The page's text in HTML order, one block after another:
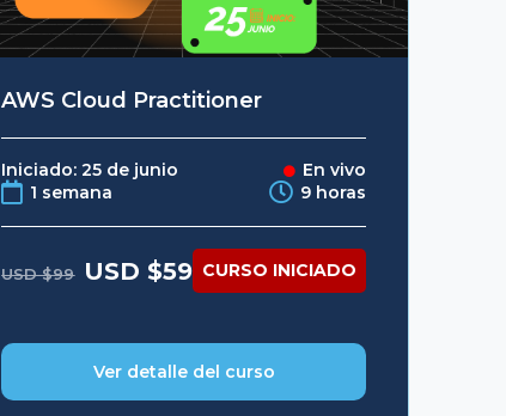
AWS Cloud Practitioner
Iniciado: 25 de junio
En vivo
1 semana
9 horas
USD $99 Original
price
USD $59 Current
price
is:
CURSO INICIADO
Ver detalle del curso